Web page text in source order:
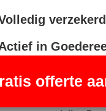
verzekerd
in
offerte